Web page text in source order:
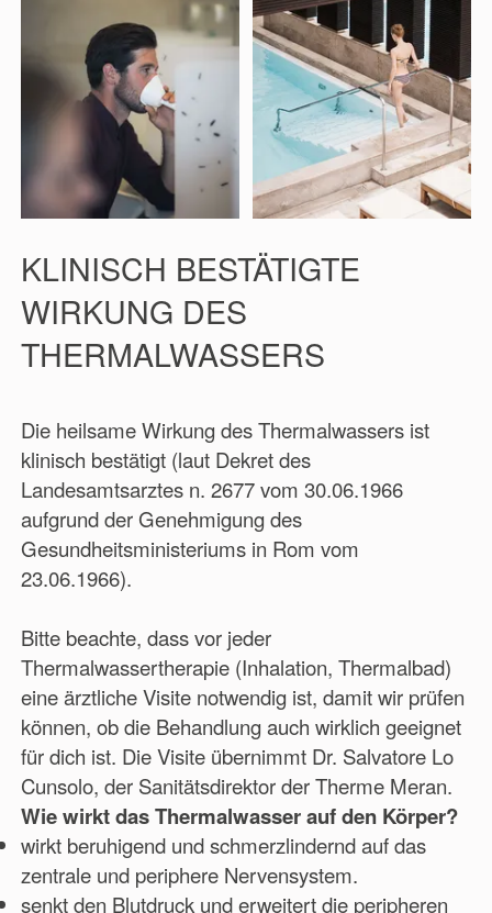
KLINISCH BESTÄTIGTE
WIRKUNG DES
THERMALWASSERS
Die heilsame Wirkung des Thermalwassers ist
klinisch bestätigt (laut Dekret des
Landesamtsarztes n. 2677 vom 30.06.1966
aufgrund der Genehmigung des
Gesundheitsministeriums in Rom vom
23.06.1966).
Bitte beachte, dass vor jeder
Thermalwassertherapie (Inhalation, Thermalbad)
eine ärztliche Visite notwendig ist, damit wir prüfen
können, ob die Behandlung auch wirklich geeignet
für dich ist. Die Visite übernimmt Dr. Salvatore Lo
Cunsolo, der Sanitätsdirektor der Therme Meran.
Wie wirkt das Thermalwasser auf den Körper?
wirkt beruhigend und schmerzlindernd auf das
zentrale und periphere Nervensystem.
senkt den Blutdruck und erweitert die peripheren